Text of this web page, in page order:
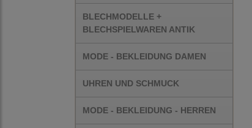
BLECHMODELLE +
BLECHSPIELWAREN ANTIK
MODE - BEKLEIDUNG DAMEN
UHREN UND SCHMUCK
MODE - BEKLEIDUNG - HERREN